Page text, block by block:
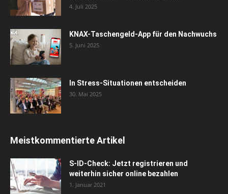
4. Juli 2025
KNAX-Taschengeld-App für den Nachwuchs
5. Juni 2025
In Stress-Situationen entscheiden
30. Mai 2025
Meistkommentierte Artikel
S-ID-Check: Jetzt registrieren und
weiterhin sicher online bezahlen
1. Januar 2021